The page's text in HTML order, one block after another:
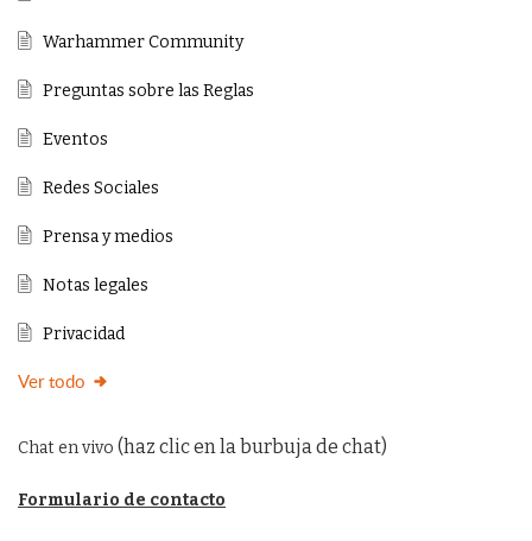
Warhammer Community
Preguntas sobre las Reglas
Eventos
Redes Sociales
Prensa y medios
Notas legales
Privacidad
Ver todo
Chat en vivo (haz clic en la burbuja de chat)
Formulario de contacto